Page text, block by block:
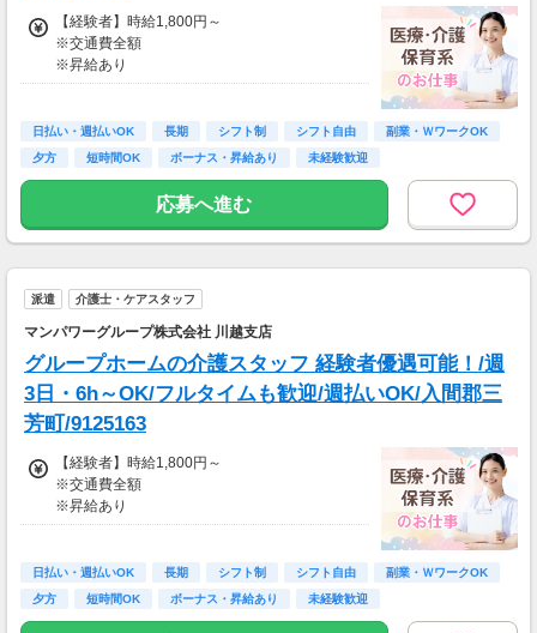
交通費：別途全額支給
※車・バイク通勤に関して施設により異なる場
合あり（応相談）
【経験者】時給1,800円～
※交通費全額
※昇給あり
◎日勤／経験者の場合
・日収(1,800*8)円（時給1,800円×8h）
※資格手当あり（時給50円～UP/資格の種類に
よって異なる）
※週払いOK（規定あり）
→金曜日締め最短翌週火曜日にお給料GET♪
（稼働開始時は手続き完了次第となります）
交通費：別途全額支給
※車・バイク通勤に関して施設により異なる場
合あり（応相談）
日払い・週払いOK 長期 シフト制 シフト自由
副業・ＷワークOK
夕方
短時間OK ボーナス・昇給あり 未経験歓迎
応募へ進む
派遣 介護士・ケアスタッフ
マンパワーグループ株式会社 川越支店
グループホームの介護スタッフ 経験者優遇可能！/週
3日・6h～OK/フルタイムも歓迎/週払いOK/入間郡三
芳町/9125163
【経験者】時給1,800円～
※交通費全額
※昇給あり
◎日勤／経験者の場合
・日収(1,800*8)円（時給1,800円×8h）
日払い・週払いOK 長期 シフト制 シフト自由
副業・ＷワークOK
夕方
短時間OK ボーナス・昇給あり 未経験歓迎